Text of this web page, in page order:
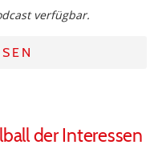
verfügbar.
der Interessen